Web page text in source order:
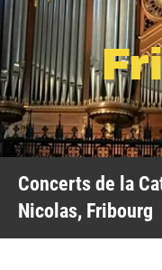
Concerts de la
Nicolas, Fribourg